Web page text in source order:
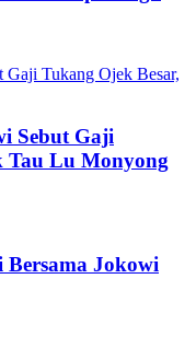
Sebut Gaji
Tau Lu Monyong
Jokowi